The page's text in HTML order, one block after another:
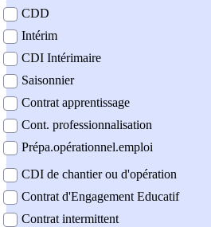
CDD
Intérim
CDI Intérimaire
Saisonnier
Contrat apprentissage
Cont. professionnalisation
Prépa.opérationnel.emploi
CDI de chantier ou d'opération
Contrat d'Engagement Educatif
Contrat intermittent